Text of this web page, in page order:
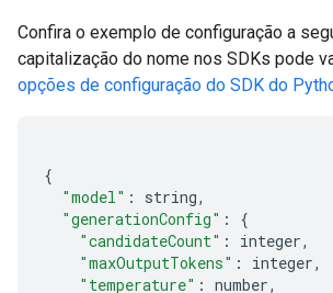
Confira o exemplo de configuração a
capitalização do nome nos SDKs pode
opções de configuração do SDK do
{
"model" : string,
"generationConfig" :
{
"candidateCount" : integer,
"maxOutputTokens" : integer,
"temperature" : number,